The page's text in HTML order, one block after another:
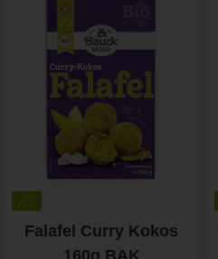
Falafel Curry Kokos
160g BAK